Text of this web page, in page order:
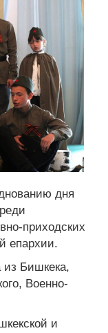
дня
приходских
епархии.
из Бишкека,
Военно-
и